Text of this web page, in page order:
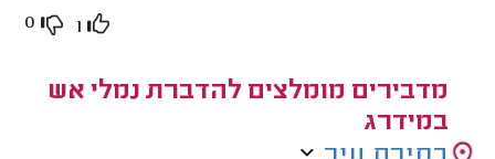
1
0
מדבירים מומלצים להדברת נמלי אש
במידרג